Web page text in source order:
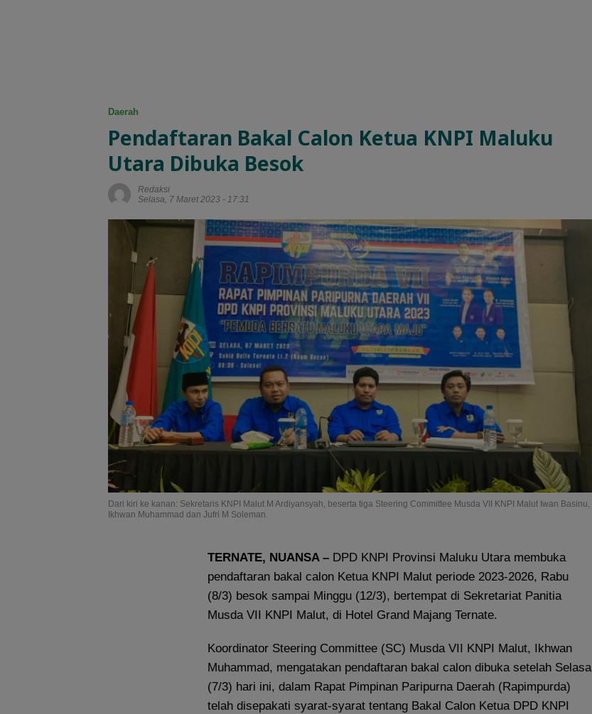
Daerah
Pendaftaran Bakal Calon Ketua KNPI Maluku
Utara Dibuka Besok
Redaksi
Selasa, 7 Maret 2023 - 17:31
Dari kiri ke kanan: Sekretaris KNPI Malut M Ardiyansyah, beserta tiga Steering Committee Musda VII KNPI Malut Iwan Basinu,
Ikhwan Muhammad dan Jufri M Soleman.
TERNATE, NUANSA – DPD KNPI Provinsi Maluku Utara membuka
pendaftaran bakal calon Ketua KNPI Malut periode 2023-2026, Rabu
(8/3) besok sampai Minggu (12/3), bertempat di Sekretariat Panitia
Musda VII KNPI Malut, di Hotel Grand Majang Ternate.
Koordinator Steering Committee (SC) Musda VII KNPI Malut, Ikhwan
Muhammad, mengatakan pendaftaran bakal calon dibuka setelah Selasa
(7/3) hari ini, dalam Rapat Pimpinan Paripurna Daerah (Rapimpurda)
telah disepakati syarat-syarat tentang Bakal Calon Ketua DPD KNPI